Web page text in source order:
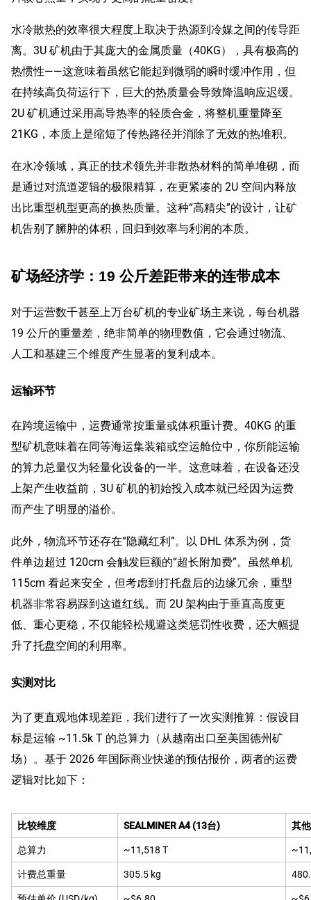
水冷散热的效率很大程度上取决于热源到冷媒之间的传导距
离。3U 矿机由于其庞大的金属质量（40KG），具有极高的
热惯性——这意味着虽然它能起到微弱的瞬时缓冲作用，但
在持续高负荷运行下，巨大的热质量会导致降温响应迟缓。
2U 矿机通过采用高导热率的轻质合金，将整机重量降至
21KG，本质上是缩短了传热路径并消除了无效的热堆积。
在水冷领域，真正的技术领先并非散热材料的简单堆砌，而
是通过对流道逻辑的极限精算，在更紧凑的 2U 空间内释放
出比重型机型更高的换热质量。这种“高精尖”的设计，让矿
机告别了臃肿的体积，回归到效率与利润的本质。
矿场经济学：19 公斤差距带来的连带成本
对于运营数千甚至上万台矿机的专业矿场主来说，每台机器
19 公斤的重量差，绝非简单的物理数值，它会通过物流、
人工和基建三个维度产生显著的复利成本。
运输环节
在跨境运输中，运费通常按重量或体积重计费。40KG 的重
型矿机意味着在同等海运集装箱或空运舱位中，你所能运输
的算力总量仅为轻量化设备的一半。这意味着，在设备还没
上架产生收益前，3U 矿机的初始投入成本就已经因为运费
而产生了明显的溢价。
此外，物流环节还存在“隐藏红利”。以 DHL 体系为例，货
件单边超过 120cm 会触发巨额的“超长附加费”。虽然单机
115cm 看起来安全，但考虑到打托盘后的边缘冗余，重型
机器非常容易踩到这道红线。而 2U 架构由于垂直高度更
低、重心更稳，不仅能轻松规避这类惩罚性收费，还大幅提
升了托盘空间的利用率。
实测对比
为了更直观地体现差距，我们进行了一次实测推算：假设目
标是运输 ~11.5k T 的总算力（从越南出口至美国德州矿
场）。基于 2026 年国际商业快递的预估报价，两者的运费
逻辑对比如下：
比较维度 SEALMINER A4 (13台) 其
总算力 ~11,518 T
计费总重量 305.5 kg